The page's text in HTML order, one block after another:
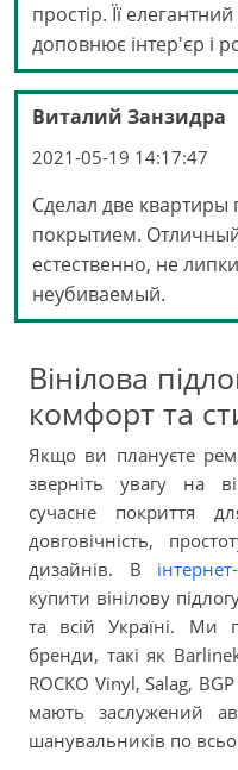
простір. Її
доповнює інтер'єр і
Виталий Занзидра
2021-05-19 14:17:47
Сделал две квартиры
покрытием.
естественно, не
неубиваемый.
Вінілова
комфорт та
Якщо ви плануєте
зверніть увагу на
сучасне покриття
довговічність,
дизайнів. В
купити вінілову
та всій Україні. Ми
бренди, такі як
ROCKO Vinyl, Salag,
мають заслужений
шанувальників по